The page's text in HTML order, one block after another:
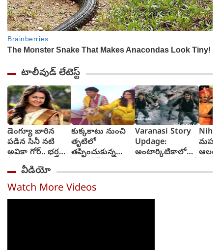
టాలీవుడ్ లేటెస్ట్
డెంగ్యూ బారిన
పడిన సినీ నటి
అవికా గోర్.. భర్త
ఏమన్నారంటే?
(video)
కుక్కకాటు నుంచి
తృటిలో
తప్పించుకున్న
రవీనా టాండన్‌?
(video)
Varanasi Story
Updage:
అంటార్కిటికాలో
వారణాసి నుంచి
వీడియో
Watch More Videos